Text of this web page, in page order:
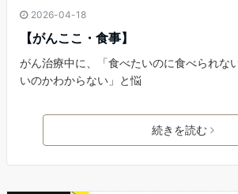
2026-04-18
【がんここ・食事】
がん治療中に、「食べたいのに食べられな
いのかわからない」と悩
続きを読む